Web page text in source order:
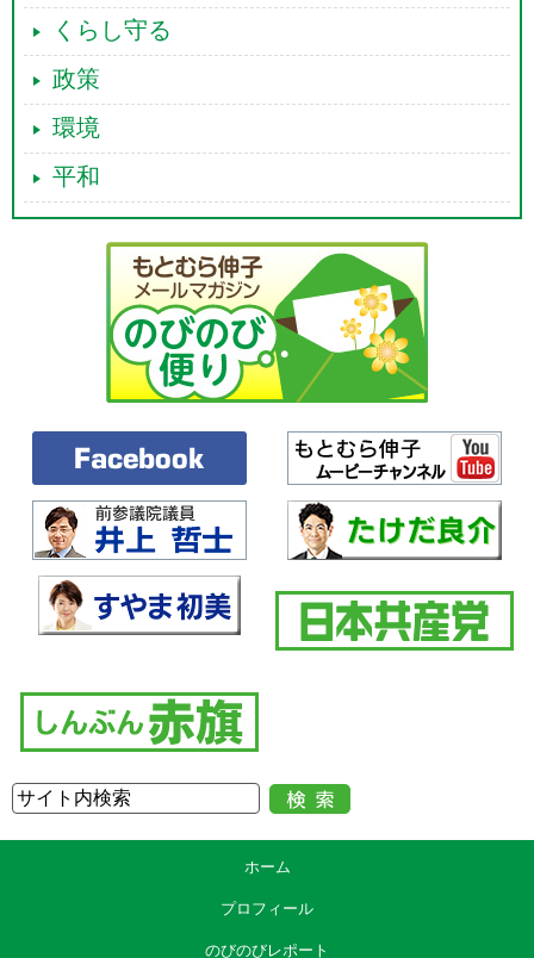
くらし守る
政策
環境
平和
ホーム
プロフィール
のびのびレポート